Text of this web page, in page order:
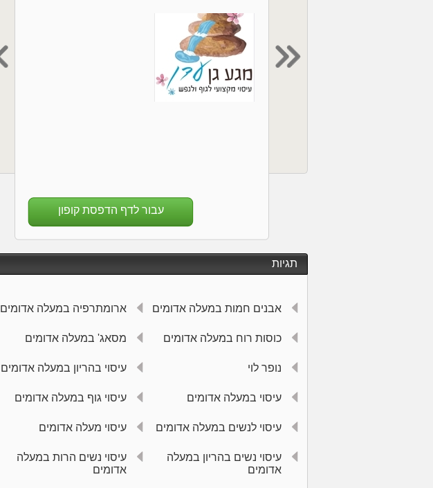
עבור לדף הדפסת קופון
תגיות
אבנים חמות במעלה אדומים ארומתרפיה במעלה אדומים
כוסות רוח במעלה אדומים מסאג' במעלה אדומים
נופר לוי עיסוי בהריון במעלה אדומים
עיסוי במעלה אדומים עיסוי גוף במעלה אדומים
עיסוי לנשים במעלה אדומים עיסוי מעלה אדומים
עיסוי נשים בהריון במעלה
אדומים
עיסוי נשים הרות במעלה
אדומים